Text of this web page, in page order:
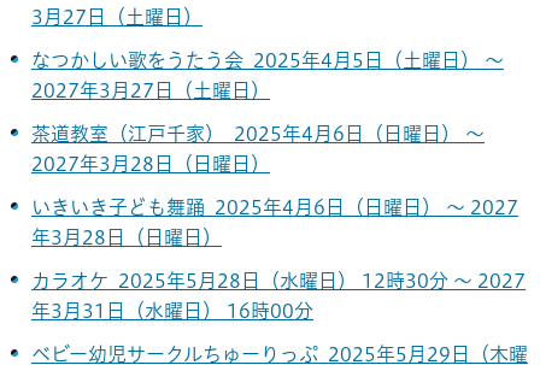
3月27日（土曜日）
なつかしい歌をうたう会 2025年4月5日（土曜日） ～
2027年3月27日（土曜日）
茶道教室（江戸千家） 2025年4月6日（日曜日） ～
2027年3月28日（日曜日）
いきいき子ども舞踊 2025年4月6日（日曜日） ～ 2027
年3月28日（日曜日）
カラオケ 2025年5月28日（水曜日） 12時30分 ～ 2027
年3月31日（水曜日） 16時00分
ベビー幼児サークルちゅーりっぷ 2025年5月29日（木曜